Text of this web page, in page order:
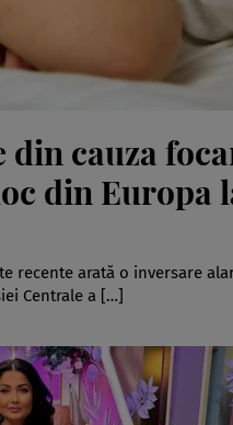
cauza
din Europa
recente arată o inversare
Centrale a […]